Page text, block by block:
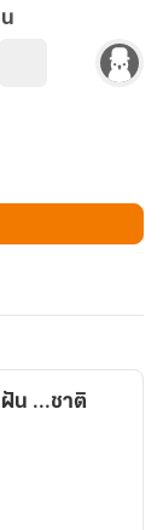
น ...ชาติ